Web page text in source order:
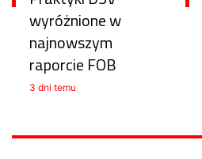
wyróżnione w
najnowszym
raporcie FOB
3 dni temu